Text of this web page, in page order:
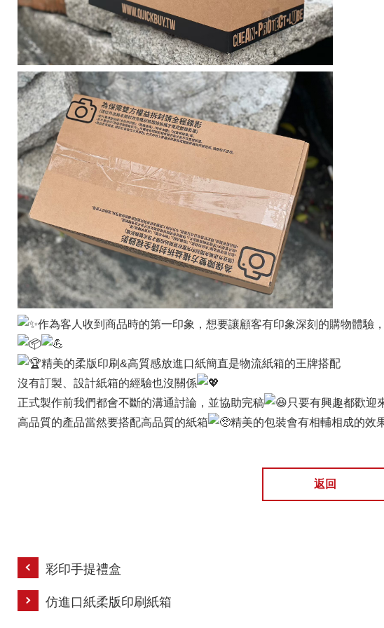
作為客人收到商品時的第一印象，想要讓顧客有印象深刻的購物體驗
精美的柔版印刷&高質感放進口紙簡直是物流紙箱的王牌搭配
沒有訂製、設計紙箱的經驗也沒關係
正式製作前我們都會不斷的溝通討論，並協助完稿
只要有興趣都歡迎
高品質的產品當然要搭配高品質的紙箱
精美的包裝會有相輔相成的效
返回
彩印手提禮盒
仿進口紙柔版印刷紙箱